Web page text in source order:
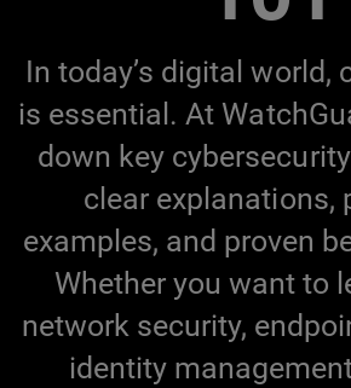
In today’s digital world,
is essential. At
down key
clear explanations,
examples, and proven
Whether you want to
network security,
identity